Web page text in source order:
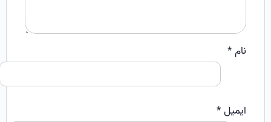
نام*
ایمیل*